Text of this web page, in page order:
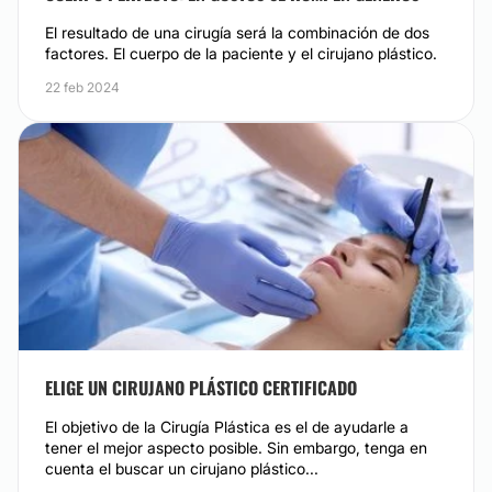
ambulatoria (sin quedarse hospitalizado) en la que
mediante pequeñas heridas se retira el exceso de
grasa del cuello y papada.
Desde:$ 500
CONTACTAR
LIFTING
Cirugía para desvanecer algunos signos de
envejecimiento, suele manejarse con anestesia local,
siempre valorando bien al paciente y su seguridad.
Los cambios pueden ser muy agradables y dar una
apariencia mucho mas juvenil, sin deformar
expresiones o la apariencia original de la persona
cuando el procedimiento es realizado con
procedimientos y experiencias adecuadas.
Desde: $ 500hasta$ 100,000
El resultado de una cirugía será la combinación de dos
factores. El cuerpo de la paciente y el cirujano plástico.
22 feb 2024
ELIGE UN CIRUJANO PLÁSTICO CERTIFICADO
El objetivo de la Cirugía Plástica es el de ayudarle a
tener el mejor aspecto posible. Sin embargo, tenga en
cuenta el buscar un cirujano plástico...